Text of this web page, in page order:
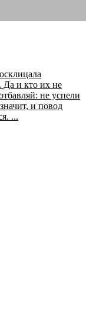
Да и кто их не
не успели
и повод
...